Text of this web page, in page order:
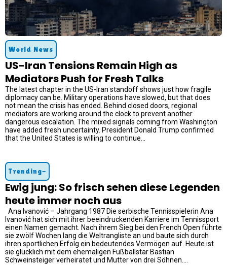
World News
US-Iran Tensions Remain High as
Mediators Push for Fresh Talks
The latest chapter in the US-Iran standoff shows just how fragile
diplomacy can be. Military operations have slowed, but that does
not mean the crisis has ended. Behind closed doors, regional
mediators are working around the clock to prevent another
dangerous escalation. The mixed signals coming from Washington
have added fresh uncertainty. President Donald Trump confirmed
that the United States is willing to continue...
Trending-
Ewig jung: So frisch sehen diese Legenden
heute immer noch aus
Ana Ivanović – Jahrgang 1987 Die serbische Tennisspielerin Ana
Ivanović hat sich mit ihrer beeindruckenden Karriere im Tennissport
einen Namen gemacht. Nach ihrem Sieg bei den French Open führte
sie zwölf Wochen lang die Weltrangliste an und baute sich durch
ihren sportlichen Erfolg ein bedeutendes Vermögen auf. Heute ist
sie glücklich mit dem ehemaligen Fußballstar Bastian
Schweinsteiger verheiratet und Mutter von drei Söhnen....